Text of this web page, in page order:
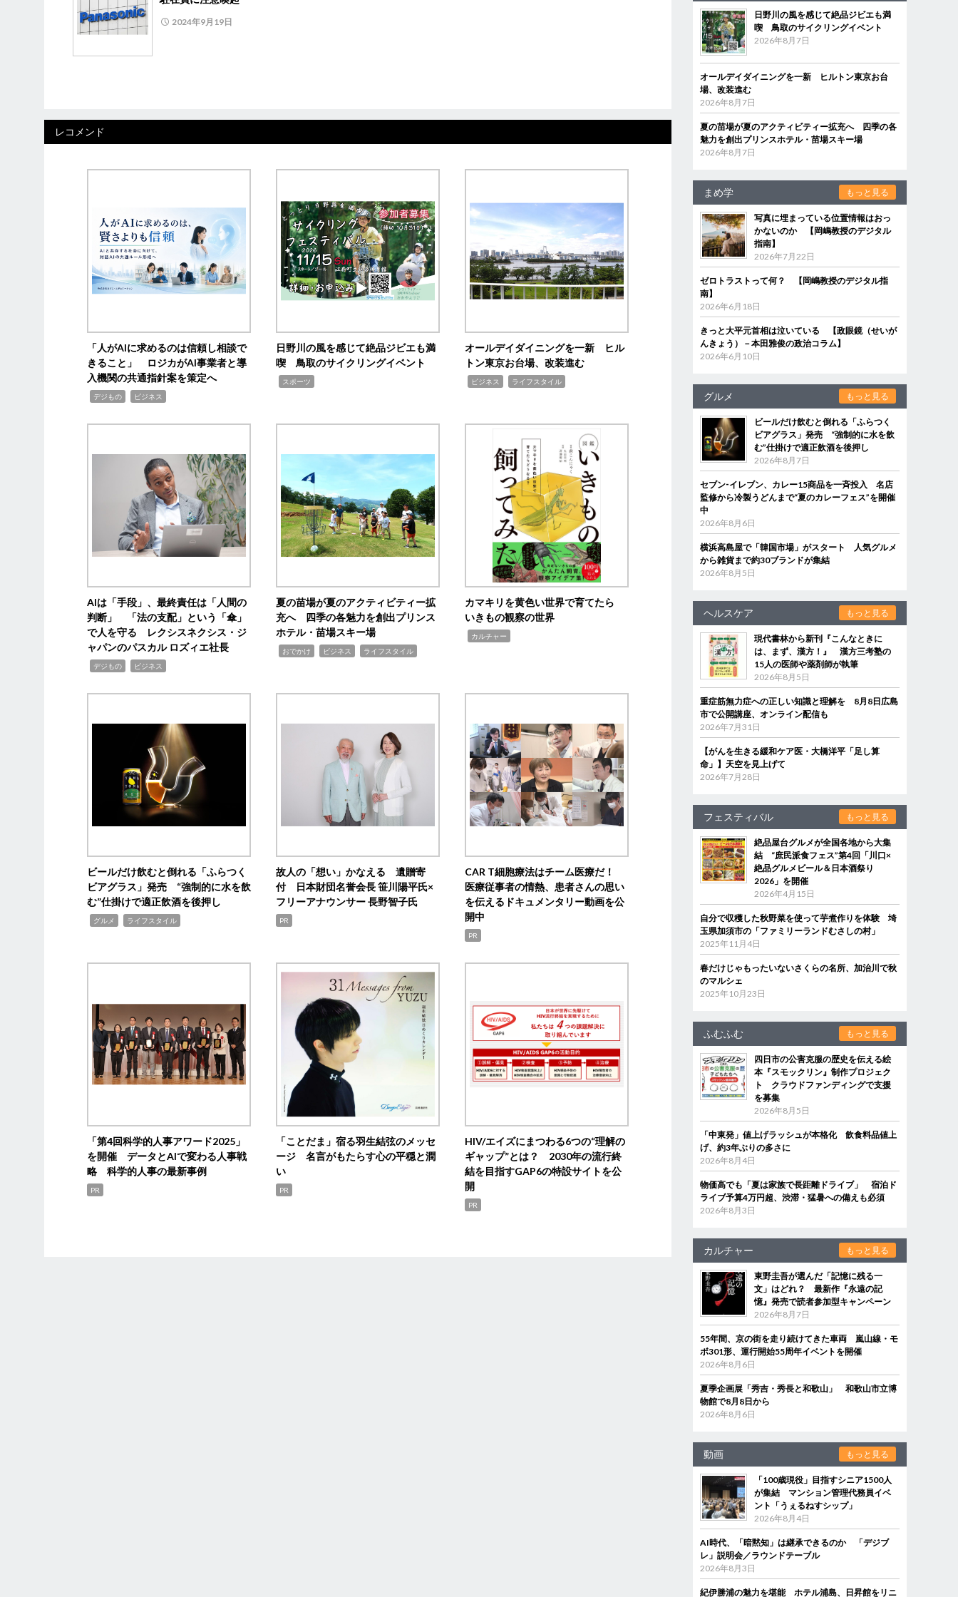
2024年9月19日
レコメンド
「人がAIに求めるのは信頼し相談で
きること」 ロジカがAI事業者と導
入機関の共通指針案を策定へ
デジもの ビジネス
日野川の風を感じて絶品ジビエも満
喫 鳥取のサイクリングイベント
スポーツ
オールデイダイニングを一新 ヒル
トン東京お台場、改装進む
ビジネス ライフスタイル
AIは「手段」、最終責任は「人間の
判断」 「法の支配」という「傘」
で人を守る レクシスネクシス・ジ
ャパンのパスカル ロズィエ社長
デジもの ビジネス
夏の苗場が夏のアクティビティー拡
充へ 四季の各魅力を創出プリンス
ホテル・苗場スキー場
おでかけ ビジネス ライフスタイル
カマキリを黄色い世界で育てたら
いきもの観察の世界
カルチャー
ビールだけ飲むと倒れる「ふらつく
ビアグラス」発売 “強制的に水を飲
む”仕掛けで適正飲酒を後押し
グルメ ライフスタイル
故人の「想い」かなえる 遺贈寄
付 日本財団名誉会長 笹川陽平氏×
フリーアナウンサー 長野智子氏
PR
CAR T細胞療法はチーム医療だ！
医療従事者の情熱、患者さんの思い
を伝えるドキュメンタリー動画を公
開中
PR
「第4回科学的人事アワード2025」
を開催 データとAIで変わる人事戦
略 科学的人事の最新事例
PR
「ことだま」宿る羽生結弦のメッセ
ージ 名言がもたらす心の平穏と潤
い
PR
HIV/エイズにまつわる6つの“理解の
ギャップ”とは？ 2030年の流行終
結を目指すGAP6の特設サイトを公
開
PR
日野川の風を感じて絶品ジビエも満
喫 鳥取のサイクリングイベント
2026年8月7日
オールデイダイニングを一新 ヒルトン東京お台
場、改装進む
2026年8月7日
夏の苗場が夏のアクティビティー拡充へ 四季の各
魅力を創出プリンスホテル・苗場スキー場
2026年8月7日
まめ学 もっと見る
写真に埋まっている位置情報はおっ
かないのか 【岡嶋教授のデジタル
指南】
2026年7月22日
ゼロトラストって何？ 【岡嶋教授のデジタル指
南】
2026年6月18日
きっと大平元首相は泣いている 【政眼鏡（せいが
んきょう）－本田雅俊の政治コラム】
2026年6月10日
グルメ もっと見る
ビールだけ飲むと倒れる「ふらつく
ビアグラス」発売 “強制的に水を飲
む”仕掛けで適正飲酒を後押し
2026年8月7日
セブン‐イレブン、カレー15商品を一斉投入 名店
監修から冷製うどんまで“夏のカレーフェス”を開催
中
2026年8月6日
横浜高島屋で「韓国市場」がスタート 人気グルメ
から雑貨まで約30ブランドが集結
2026年8月5日
ヘルスケア もっと見る
現代書林から新刊『こんなときに
は、まず、漢方！』 漢方三考塾の
15人の医師や薬剤師が執筆
2026年8月5日
重症筋無力症への正しい知識と理解を 8月8日広島
市で公開講座、オンライン配信も
2026年7月31日
【がんを生きる緩和ケア医・大橋洋平「足し算
命」】天空を見上げて
2026年7月28日
フェスティバル もっと見る
絶品屋台グルメが全国各地から大集
結 “庶民派食フェス”第4回「川口×
絶品グルメビール＆日本酒祭り
2026」を開催
2026年4月15日
自分で収穫した秋野菜を使って芋煮作りを体験 埼
玉県加須市の「ファミリーランドむさしの村」
2025年11月4日
春だけじゃもったいないさくらの名所、加治川で秋
のマルシェ
2025年10月23日
ふむふむ もっと見る
四日市の公害克服の歴史を伝える絵
本『スモックリン』制作プロジェク
ト クラウドファンディングで支援
を募集
2026年8月5日
「中東発」値上げラッシュが本格化 飲食料品値上
げ、約3年ぶりの多さに
2026年8月4日
物価高でも「夏は家族で長距離ドライブ」 宿泊ド
ライブ予算4万円超、渋滞・猛暑への備えも必須
2026年8月3日
カルチャー もっと見る
東野圭吾が選んだ「記憶に残る一
文」はどれ？ 最新作『永遠の記
憶』発売で読者参加型キャンペーン
2026年8月7日
55年間、京の街を走り続けてきた車両 嵐山線・モ
ボ301形、運行開始55周年イベントを開催
2026年8月6日
夏季企画展「秀吉・秀長と和歌山」 和歌山市立博
物館で8月8日から
2026年8月6日
動画 もっと見る
「100歳現役」目指すシニア1500人
が集結 マンション管理代務員イベ
ント「うぇるねすシップ」
2026年8月4日
AI時代、「暗黙知」は継承できるのか 「デジブ
レ」説明会／ラウンドテーブル
2026年8月3日
紀伊勝浦の魅力を堪能 ホテル浦島、日昇館をリニ